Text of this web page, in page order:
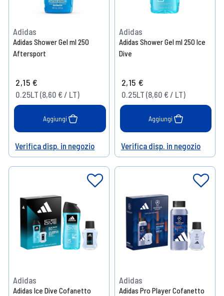
Adidas
Adidas Shower Gel ml 250
Aftersport
2,15 €
0.25LT (8,60 € / LT)
Aggiungi
Help
Verifica disp. in negozio
Adidas
Adidas Shower Gel ml 250 Ice
Dive
2,15 €
0.25LT (8,60 € / LT)
Aggiungi
Help
Verifica disp. in negozio
Adidas
Adidas Ice Dive Cofanetto
Adidas
Adidas Pro Player Cofanetto